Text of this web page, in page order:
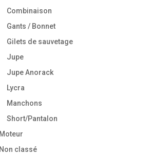
Combinaison
Gants / Bonnet
Gilets de sauvetage
Jupe
Jupe Anorack
Lycra
Manchons
Short/Pantalon
Moteur
Non classé